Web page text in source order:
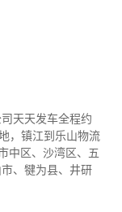
天天发车全程约
，镇江到乐山物流
中区、沙湾区、五
、犍为县、井研